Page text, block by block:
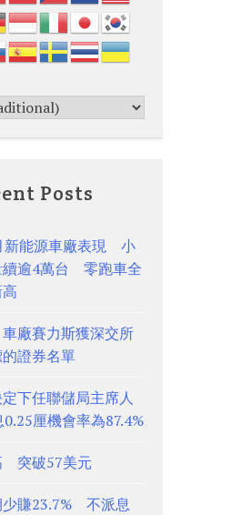
Posts
新能源車廠表現 小
續逾4萬台 零跑車全
廠賽力斯獲深交所
證券名單
下任聯儲局主席人
厘機會率為87.4%
突破57美元
少賺23.7% 不派息